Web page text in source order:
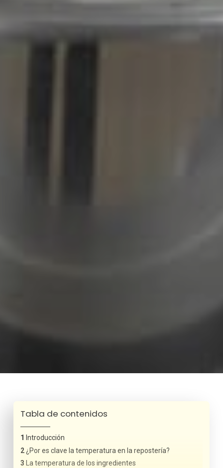
Tabla de contenidos
Introducción
¿Por es clave la temperatura en la repostería?
La temperatura de los ingredientes